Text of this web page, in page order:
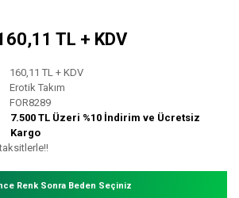
TL + KDV
160,11 TL + KDV
Erotik Takım
FOR8289
7.500 TL Üzeri %10 İndirim ve Ücretsiz
Kargo
Renk Sonra Beden Seçiniz